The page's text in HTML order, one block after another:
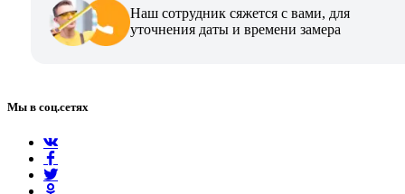
Наш сотрудник сяжется с вами, для
уточнения даты и времени замера
Мы в соц.сетях